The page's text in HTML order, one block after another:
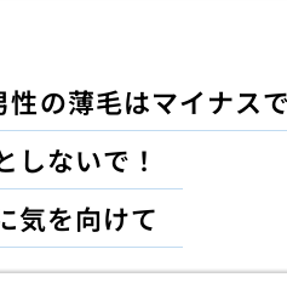
性の薄毛はマイナス
しないで！
気を向けて